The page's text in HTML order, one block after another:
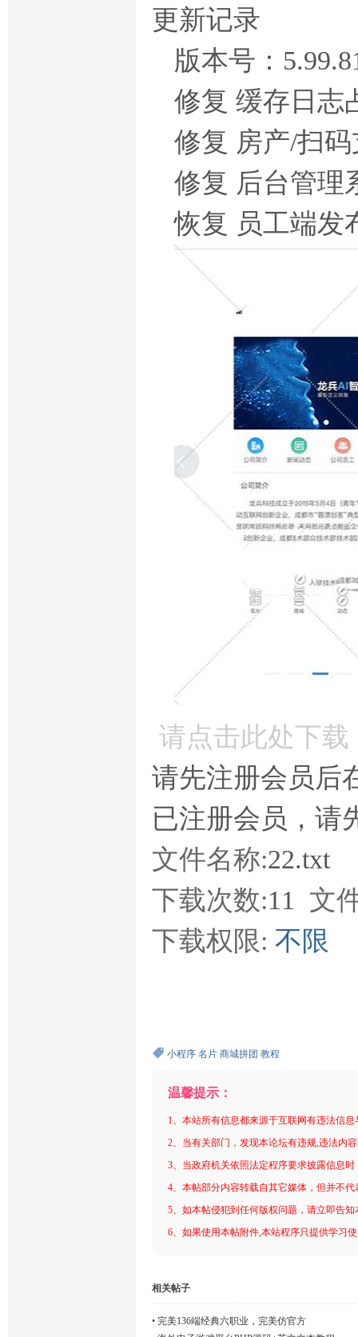
更新记录
版本号：
修复 缓存日志
修复 房产/扫
修复 后台管理
恢复 员工端发
请点击此处下载
请先注册会员后
已注册会员，请
文件名称:22.txt
下载次数:11 文
下载权限: 不限
小程序 名片 商城拼团 教程
温馨提示：
1、本站所有信息都来源于互联网有违法信
2、当有关部门，发现本论坛有违规,违法内
3、当政府机关依照法定程序要求披露信息
4、本帖部分内容转载自其它媒体，但并不
5、如本帖侵犯到任何版权问题，请立即告
6、如果使用本帖附件,本站程序只提供学习
相关帖子
• 完美136端经典六职业，完美仿官方